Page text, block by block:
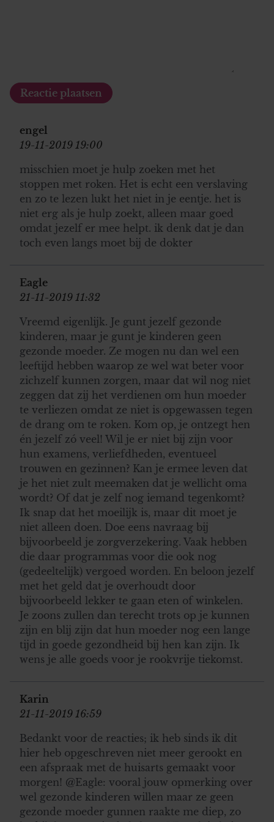
engel
19-11-2019 19:00
misschien moet je hulp zoeken met het
stoppen met roken. Het is echt een verslaving
en zo te lezen lukt het niet in je eentje. het is
niet erg als je hulp zoekt, alleen maar goed
omdat jezelf er mee helpt. ik denk dat je dan
toch even langs moet bij de dokter
Eagle
21-11-2019 11:32
Vreemd eigenlijk. Je gunt jezelf gezonde
kinderen, maar je gunt je kinderen geen
gezonde moeder. Ze mogen nu dan wel een
leeftijd hebben waarop ze wel wat beter voor
zichzelf kunnen zorgen, maar dat wil nog niet
zeggen dat zij het verdienen om hun moeder
te verliezen omdat ze niet is opgewassen tegen
de drang om te roken. Kom op, je ontzegt hen
én jezelf zó veel! Wil je er niet bij zijn voor
hun examens, verliefdheden, eventueel
trouwen en gezinnen? Kan je ermee leven dat
je het niet zult meemaken dat je wellicht oma
wordt? Of dat je zelf nog iemand tegenkomt?
Ik snap dat het moeilijk is, maar dit moet je
niet alleen doen. Doe eens navraag bij
bijvoorbeeld je zorgverzekering. Vaak hebben
die daar programmas voor die ook nog
(gedeeltelijk) vergoed worden. En beloon jezelf
met het geld dat je overhoudt door
bijvoorbeeld lekker te gaan eten of winkelen.
Je zoons zullen dan terecht trots op je kunnen
zijn en blij zijn dat hun moeder nog een lange
tijd in goede gezondheid bij hen kan zijn. Ik
wens je alle goeds voor je rookvrije tiekomst.
Karin
21-11-2019 16:59
Bedankt voor de reacties; ik heb sinds ik dit
hier heb opgeschreven niet meer gerookt en
een afspraak met de huisarts gemaakt voor
morgen! @Eagle: vooral jouw opmerking over
wel gezonde kinderen willen maar ze geen
gezonde moeder gunnen raakte me diep, zo